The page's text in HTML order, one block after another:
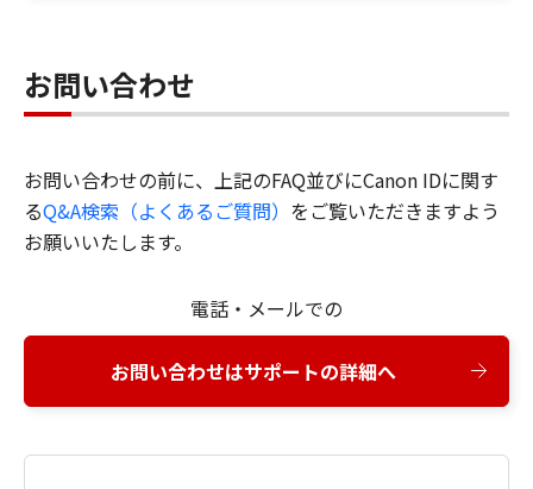
お問い合わせ
お問い合わせの前に、上記のFAQ並びにCanon IDに関す
るQ&A検索（よくあるご質問） をご覧いただきますよう
お願いいたします。
電話・メールでの
お問い合わせはサポートの詳細へ